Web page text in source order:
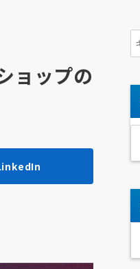
Clover AI Creative
AI活用・クリエイティブ
ョップの